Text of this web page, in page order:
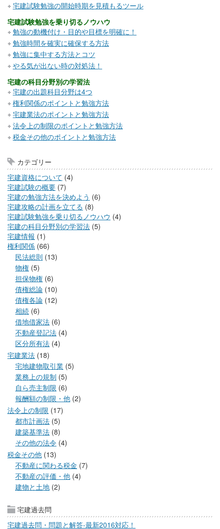
宅建試験勉強の開始時期を見積もるツール
宅建試験勉強を乗り切るノウハウ
勉強の動機付け・目的や目標を明確に！
勉強時間を確実に確保する方法
勉強に集中する方法とコツ
やる気が出ない時の対処法！
宅建の科目分野別の学習法
宅建の出題科目分野は4つ
権利関係のポイントと勉強方法
宅建業法のポイントと勉強方法
法令上の制限のポイントと勉強方法
税金その他のポイントと勉強方法
カテゴリー
宅建資格について (4)
宅建試験の概要 (7)
宅建の勉強方法を決めよう (6)
宅建攻略の計画を立てる (8)
宅建試験勉強を乗り切るノウハウ (4)
宅建の科目分野別の学習法 (5)
宅建情報 (1)
権利関係 (66)
民法総則 (13)
物権 (5)
担保物権 (6)
債権総論 (10)
債権各論 (12)
相続 (6)
借地借家法 (6)
不動産登記法 (4)
区分所有法 (4)
宅建業法 (18)
宅地建物取引業 (5)
業務上の規制 (5)
自ら売主制限 (6)
報酬額の制限・他 (2)
法令上の制限 (17)
都市計画法 (5)
建築基準法 (8)
その他の法令 (4)
税金その他 (13)
不動産に関わる税金 (7)
不動産の評価・他 (4)
建物と土地 (2)
宅建過去問
宅建過去問・問題と解答-最新2016対応！